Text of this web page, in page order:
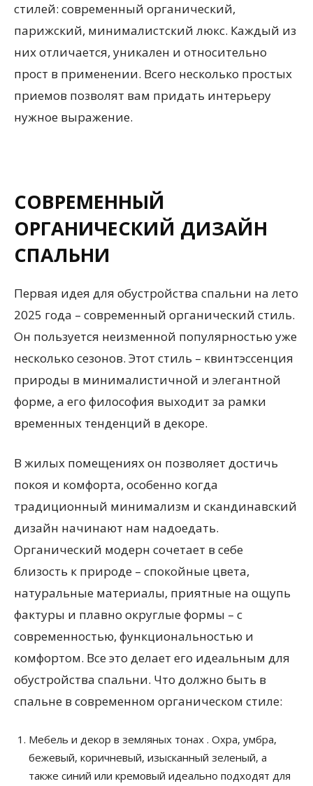
стилей: современный органический,
парижский, минималистский люкс. Каждый из
них отличается, уникален и относительно
прост в применении. Всего несколько простых
приемов позволят вам придать интерьеру
нужное выражение.
СОВРЕМЕННЫЙ
ОРГАНИЧЕСКИЙ ДИЗАЙН
СПАЛЬНИ
Первая идея для обустройства спальни на лето
2025 года – современный органический стиль.
Он пользуется неизменной популярностью уже
несколько сезонов. Этот стиль – квинтэссенция
природы в минималистичной и элегантной
форме, а его философия выходит за рамки
временных тенденций в декоре.
В жилых помещениях он позволяет достичь
покоя и комфорта, особенно когда
традиционный минимализм и скандинавский
дизайн начинают нам надоедать.
Органический модерн сочетает в себе
близость к природе – спокойные цвета,
натуральные материалы, приятные на ощупь
фактуры и плавно округлые формы – с
современностью, функциональностью и
комфортом. Все это делает его идеальным для
обустройства спальни. Что должно быть в
спальне в современном органическом стиле:
Мебель и декор в земляных тонах . Охра, умбра,
бежевый, коричневый, изысканный зеленый, а
также синий или кремовый идеально подходят для